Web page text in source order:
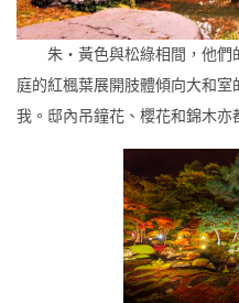
朱・黃色與松綠相間，他們
庭的紅楓葉展開肢體傾向大和室
我。邸內吊鐘花、櫻花和錦木亦